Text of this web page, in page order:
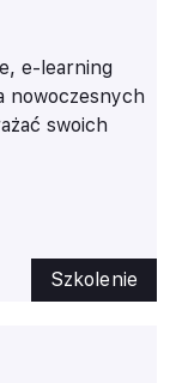
e-learning
nowoczesnych
swoich
modułom,
do ich
Szkolenie